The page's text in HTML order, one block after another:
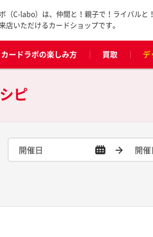
（C-labo）は、仲間と！親子で！ライバルと！
店いただけるカードショップです。
カードラボの楽しみ方 買取 デ
ピ